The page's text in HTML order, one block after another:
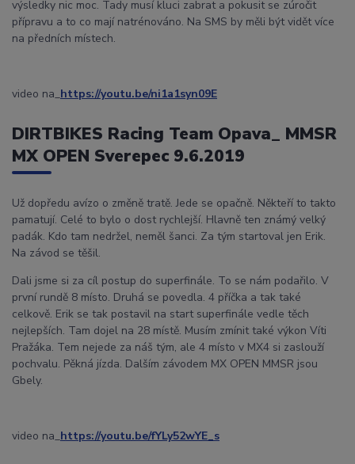
výsledky nic moc. Tady musí kluci zabrat a pokusit se zúročit
přípravu a to co mají natrénováno. Na SMS by měli být vidět více
na předních místech.
video na_https://youtu.be/ni1a1syn09E
DIRTBIKES Racing Team Opava_ MMSR
MX OPEN Sverepec 9.6.2019
Už dopředu avízo o změně tratě. Jede se opačně. Někteří to takto
pamatují. Celé to bylo o dost rychlejší. Hlavně ten známý velký
padák. Kdo tam nedržel, neměl šanci. Za tým startoval jen Erik.
Na závod se těšil.
Dali jsme si za cíl postup do superfinále. To se nám podařilo. V
první rundě 8 místo. Druhá se povedla. 4 příčka a tak také
celkově. Erik se tak postavil na start superfinále vedle těch
nejlepších. Tam dojel na 28 místě. Musím zmínit také výkon Víti
Pražáka. Tem nejede za náš tým, ale 4 místo v MX4 si zaslouží
pochvalu. Pěkná jízda. Dalším závodem MX OPEN MMSR jsou
Gbely.
video na_https://youtu.be/fYLy52wYE_s